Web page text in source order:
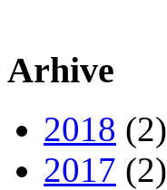
Arhive
2018 (2)
2017 (2)